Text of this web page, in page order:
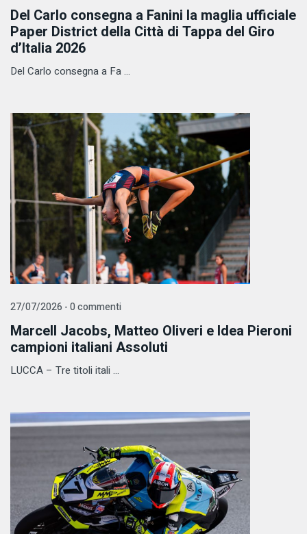
Del Carlo consegna a Fanini la maglia ufficiale
Paper District della Città di Tappa del Giro
d’Italia 2026
Del Carlo consegna a Fa ...
27/07/2026 - 0 commenti
Marcell Jacobs, Matteo Oliveri e Idea Pieroni
campioni italiani Assoluti
LUCCA – Tre titoli itali ...